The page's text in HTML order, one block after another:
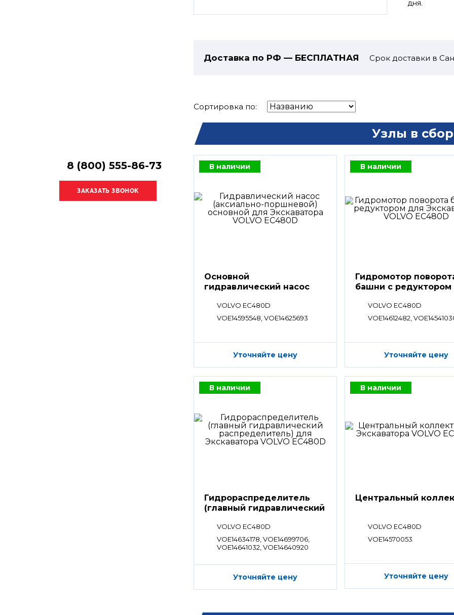
8 (800) 555-86-73
дня.
Доставка по РФ — БЕСПЛАТНАЯ Срок доставки в
Сортировка по:
Узлы в
В наличии
Основной
гидравлический насос
VOLVO EC480D
VOE14595548, VOE14625693
Уточняйте цену
В наличии
Гидромотор
башни с редуктором
VOLVO EC480D
VOE14612482,
Уточняйте цену
В наличии
Гидрораспределитель
(главный гидравлический
VOLVO EC480D
VOE14634178, VOE14699706,
VOE14641032, VOE14640920
Уточняйте цену
В наличии
Центральный
VOLVO EC480D
VOE14570053
Уточняйте цену